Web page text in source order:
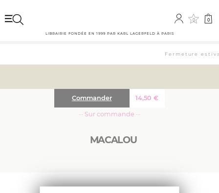
0 0
LIBRAIRIE FONDÉE EN 1999 PAR KARL LAGERFELD À PARIS
Fermeture
MACALOU
14,50€
Commander
··· Sur commande ···